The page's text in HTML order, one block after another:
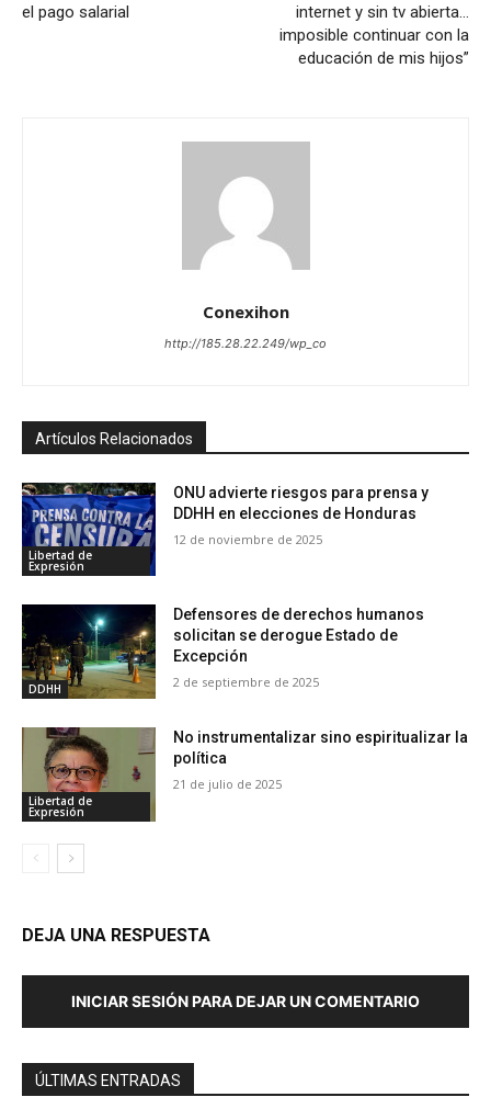
el pago salarial
internet y sin tv abierta…
imposible continuar con la
educación de mis hijos”
Conexihon
http://185.28.22.249/wp_co
Artículos Relacionados
Libertad de
Expresión
ONU advierte riesgos para prensa y
DDHH en elecciones de Honduras
12 de noviembre de 2025
DDHH
Defensores de derechos humanos
solicitan se derogue Estado de
Excepción
2 de septiembre de 2025
Libertad de
Expresión
No instrumentalizar sino espiritualizar la
política
21 de julio de 2025
DEJA UNA RESPUESTA
INICIAR SESIÓN PARA DEJAR UN COMENTARIO
ÚLTIMAS ENTRADAS